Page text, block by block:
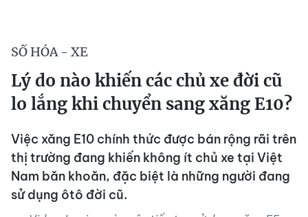
SỐ HÓA - XE
Lý do nào khiến các chủ xe đời cũ
lo lắng khi chuyển sang xăng E10?
Việc xăng E10 chính thức được bán rộng rãi trên
thị trường đang khiến không ít chủ xe tại Việt
Nam băn khoăn, đặc biệt là những người đang
sử dụng ôtô đời cũ.